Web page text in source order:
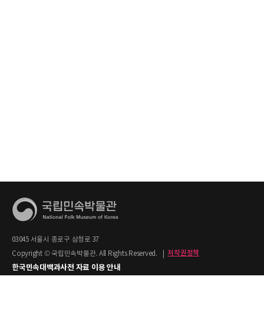
03045 서울시 종로구 삼청로 37
Copyright © 국립민속박물관. All Rights Reserved.
저작권정책
한국민속대백과사전 자료 이용 안내